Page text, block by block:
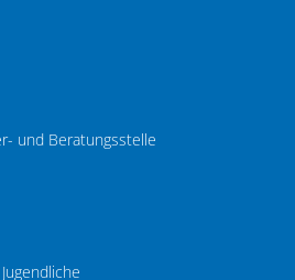
und Beratungsstelle